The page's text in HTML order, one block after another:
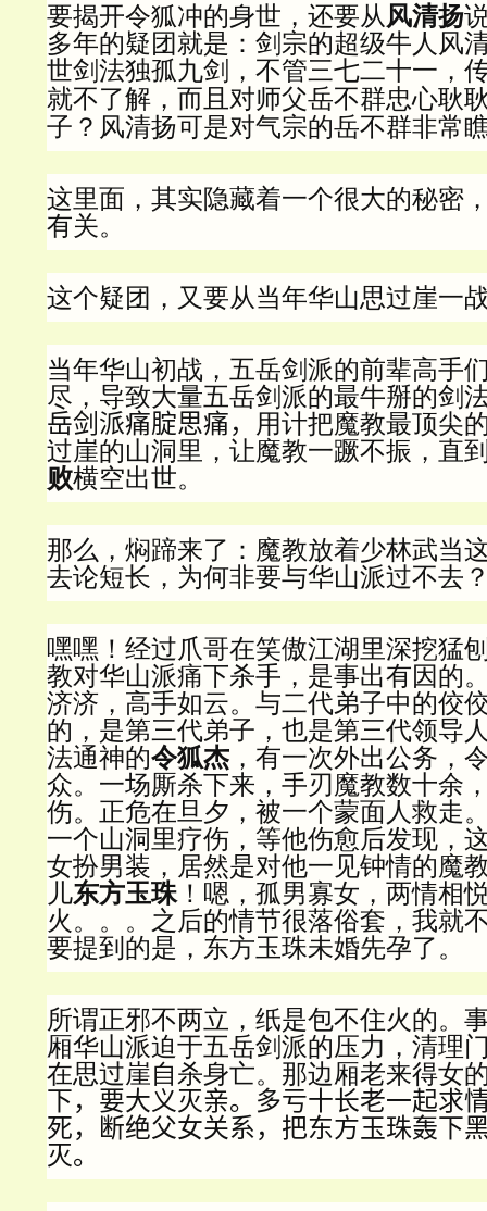
要揭开令狐冲的身世，还要从 风清扬
多年的疑团就是：剑宗的超级牛人风
世剑法独孤九剑，不管三七二十一，
就不了解，而且对师父岳不群忠心耿
子？风清扬可是对气宗的岳不群非常
这里面，其实隐藏着一个很大的秘密
有关。
这个疑团，又要从当年华山思过崖一
当年华山初战，五岳剑派的前辈高手
尽，导致大量五岳剑派的最牛掰的剑
岳剑派痛腚思痛，
用计把魔教最顶尖
过崖的山洞里，让魔教一蹶不振，直
败横空出世。
那么，焖蹄来了：魔教放着少林武当
去论短长，为何非要与华山派过不去
嘿嘿！经过爪哥在笑傲江湖里深挖猛
教对华山派痛下杀手，是事出有因的
济济，高手如云。与二代弟子中的佼
的，是第三代弟子，也是第三代领导
法通神的令狐杰 ，有一次外出公务，
众。一场厮杀下来，手刃魔教数十余
伤。正危在旦夕，被一个蒙面人救走
一个山洞里疗伤，等他伤愈后发现，
女扮男装，居然是对他一见钟情的魔
儿东方玉珠！嗯，孤男寡女，两情相
火。。。之后的情节很落俗套，我就
要提到的是，东方玉珠未婚先孕了。
所谓正邪不两立，纸是包不住火的。
厢华山派迫于五岳剑派的压力，清理
在思过崖自杀身亡。那边厢老来得女
下，要大义灭亲。多亏十长老一起求
死，断绝父女关系，把东方玉珠轰下
灭。